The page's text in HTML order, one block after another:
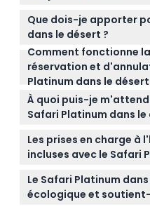
prise en charge est
votre safari (sous
veuillez confirmer lors
Les enfants âgés de 5 à
tarif enfant, tandis que
pour la sécurité et le
Que dois-je apporter
dans le désert ?
Il est recommandé de
confortables, une
votre appareil photo.
une bouteille d'eau en
cadre de l'expérience.
Comment fonctionne
réservation et
Platinum dans le désert
Vous pouvez réserver
site. Si vous annulez
les frais de transfert.
heures à l'avance ou
À quoi puis-je
Safari Platinum dans le
Vous voyagerez dans
luxe avec un guide
du Désert de Dubaï, en
en apprenant sur la
Les prises en charge à
incluses avec le Safari
Oui, la prise en charge
incluse, généralement
Defender partagé,
Le Safari Platinum
écologique et